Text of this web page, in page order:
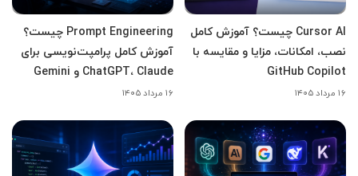
Cursor AI چیست؟ آموزش کامل
نصب، امکانات، مزایا و مقایسه با
GitHub Copilot
۱۶ مرداد ۱۴۰۵
Prompt Engineering چیست؟
آموزش کامل پرامپت‌نویسی برای
ChatGPT، Claude و Gemini
۱۶ مرداد ۱۴۰۵